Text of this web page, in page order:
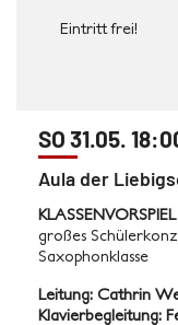
Eintritt frei!
SO 31.05.
Aula der
großes
Saxophonklasse
Leitung: Cathrin
Klavierbegleitung: